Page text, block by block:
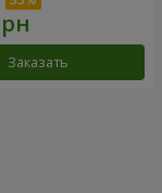
Заказать